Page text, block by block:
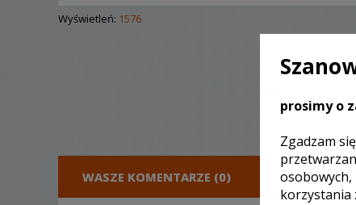
Wyświetleń: 1576
WASZE KOMENTARZE (0)
prosimy o
Zgadzam
osobowych,
korzystania